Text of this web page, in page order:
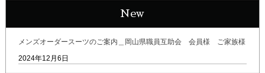
New
メンズオーダースーツのご案内＿岡山県職員互助会 会員様 ご家族様
2024年12月6日